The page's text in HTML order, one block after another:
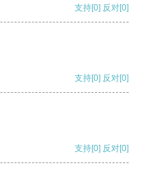
支持[0] 反对[0]
支持[0] 反对[0]
支持[0] 反对[0]